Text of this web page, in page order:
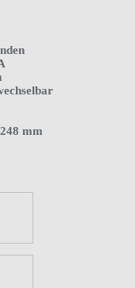
mm